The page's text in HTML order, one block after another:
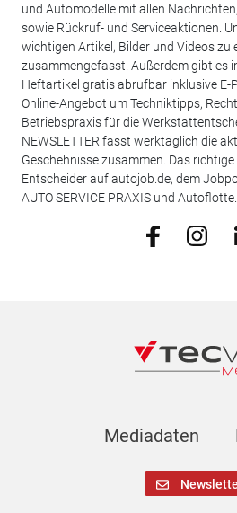
und Automodelle mit allen
sowie Rückruf- und Serviceaktionen.
wichtigen Artikel, Bilder und Videos zu
zusammengefasst. Außerdem gibt es
Heftartikel gratis abrufbar inklusive E-
Online-Angebot um Techniktipps,
Betriebspraxis für die
NEWSLETTER fasst werktäglich die
Geschehnisse zusammen. Das
Entscheider auf autojob.de, dem
AUTO SERVICE PRAXIS und Autoflotte.
Mediadaten